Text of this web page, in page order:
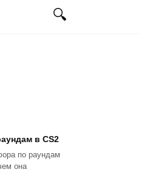
в CS2
по раундам
она